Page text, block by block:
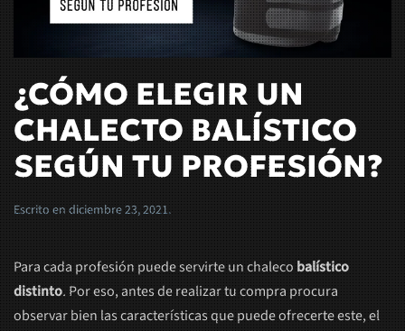
¿CÓMO ELEGIR UN
CHALECTO BALÍSTICO
SEGÚN TU PROFESIÓN?
Escrito en diciembre 23, 2021.
Para cada profesión puede servirte un chaleco balístico
distinto. Por eso, antes de realizar tu compra procura
observar bien las características que puede ofrecerte este, el